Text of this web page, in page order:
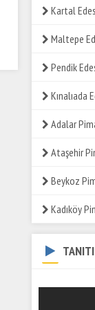
Kartal
Maltepe
Pendik
Kınalıada
Adalar
Ataşehir
Beykoz
Kadıköy